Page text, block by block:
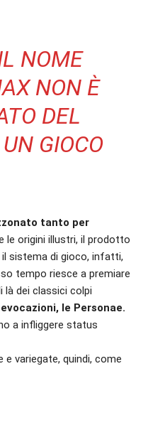
NOME
NON È
DEL
GIOCO
tanto per
le origini illustri, il prodotto
sistema di gioco, infatti,
tempo riesce a premiare
là dei classici colpi
le Personae.
a infliggere status
variegate, quindi, come